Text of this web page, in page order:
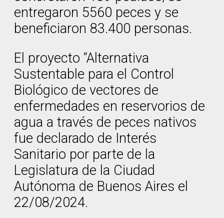
entregaron 5560 peces y se
beneficiaron 83.400 personas.
El proyecto “Alternativa
Sustentable para el Control
Biológico de vectores de
enfermedades en reservorios de
agua a través de peces nativos
fue declarado de Interés
Sanitario por parte de la
Legislatura de la Ciudad
Autónoma de Buenos Aires el
22/08/2024.